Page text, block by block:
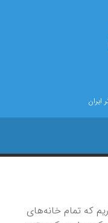
ایران
که تمام خانه‌های